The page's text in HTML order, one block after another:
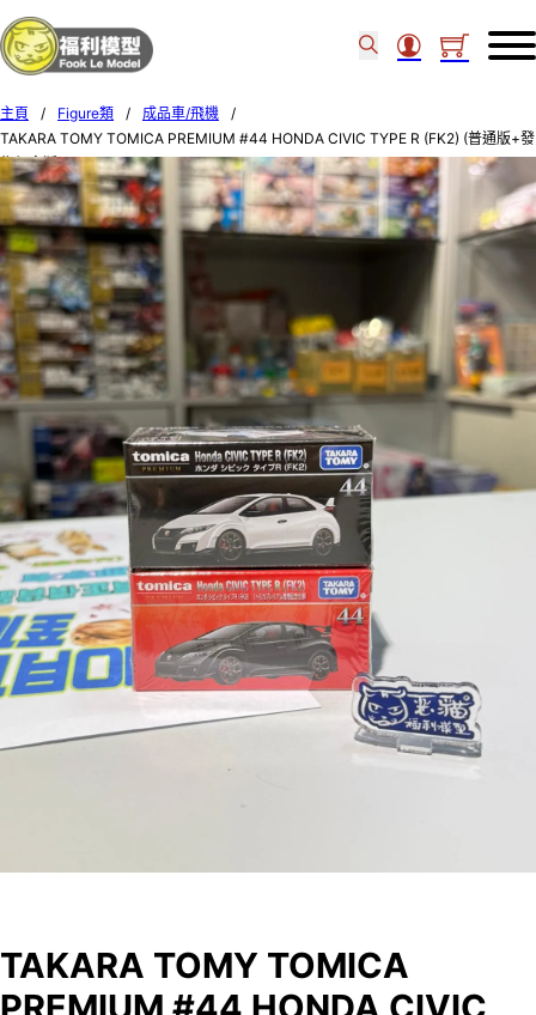
主頁 / Figure類 / 成品車/飛機
/
TAKARA TOMY TOMICA PREMIUM #44 HONDA CIVIC TYPE R (FK2) (普通版+發
售紀念版 SET OF 2) 95576/95577
TAKARA TOMY TOMICA